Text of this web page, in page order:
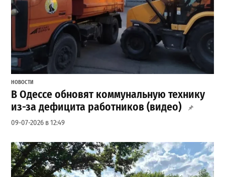
НОВОСТИ
В Одессе обновят коммунальную технику
из-за дефицита работников (видео)
09-07-2026 в 12:49